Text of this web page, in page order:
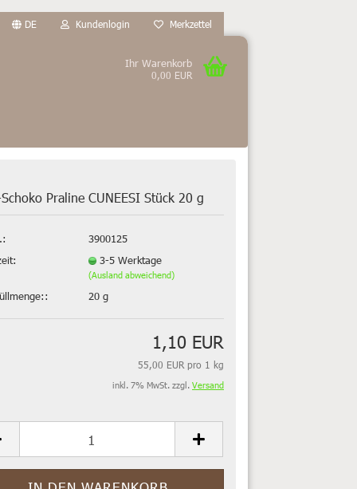
DE Kundenlogin Merkzettel
Ihr Warenkorb
0,00 EUR
Praline CUNEESI Stück 20 g
3900125
3-5 Werktage
(Ausland abweichend)
20 g
1,10 EUR
55,00 EUR pro 1 kg
inkl. 7% MwSt. zzgl. Versand